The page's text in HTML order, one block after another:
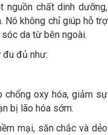
nguồn chất dinh dưỡng,
Nó không chỉ giúp hỗ trợ
da từ bên ngoài.
đủ như:
chống oxy hóa, giảm sự
bị lão hóa sớm.
mại, săn chắc và dẻo